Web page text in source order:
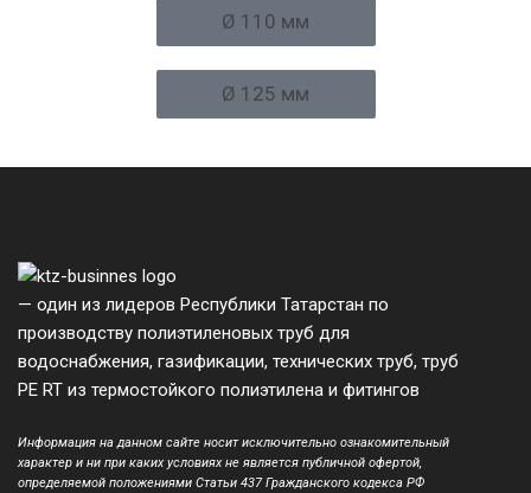
Ø 110 мм
Ø 125 мм
— один из лидеров Республики Татарстан по
производству полиэтиленовых труб для
водоснабжения, газификации, технических труб, труб
PE RT из термостойкого полиэтилена и фитингов
Информация на данном сайте носит исключительно ознакомительный
характер и ни при каких условиях не является публичной офертой,
определяемой положениями Статьи 437 Гражданского кодекса РФ